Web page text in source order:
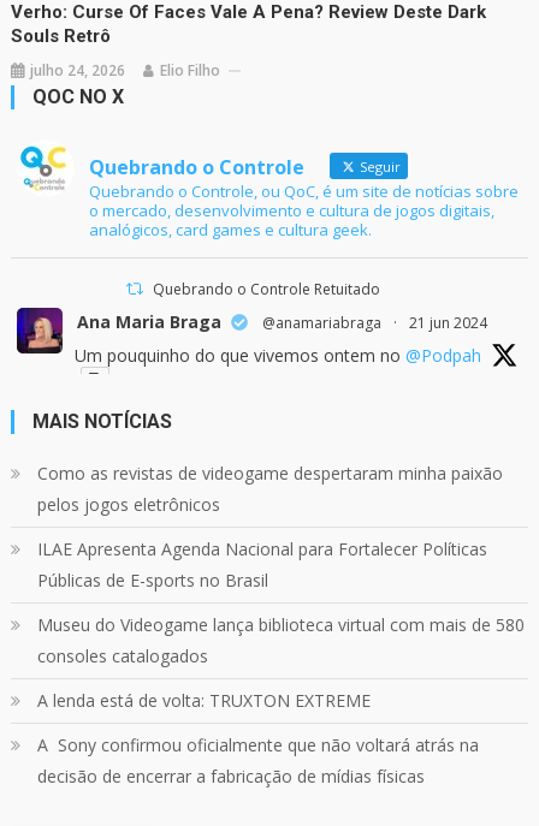
Verho: Curse Of Faces Vale A Pena? Review Deste Dark
Souls Retrô
julho 24, 2026 Elio Filho
QOC NO X
Quebrando o Controle Seguir
Quebrando o Controle, ou QoC, é um site de notícias sobre
o mercado, desenvolvimento e cultura de jogos digitais,
analógicos, card games e cultura geek.
Quebrando o Controle Retuitado
Ana Maria Braga @anamariabraga · 21 jun 2024
Um pouquinho do que vivemos ontem no @Podpah
Quebrando o Controle
Confira em nosso site o mais recente REVIEW de
Skull & Bones.
Mais em:
https://buff.ly/3yPhDN2
Carregar mais
MAIS NOTÍCIAS
Como as revistas de videogame despertaram minha paixão
pelos jogos eletrônicos
ILAE Apresenta Agenda Nacional para Fortalecer Políticas
Públicas de E-sports no Brasil
Museu do Videogame lança biblioteca virtual com mais de 580
consoles catalogados
A lenda está de volta: TRUXTON EXTREME
A Sony confirmou oficialmente que não voltará atrás na
decisão de encerrar a fabricação de mídias físicas